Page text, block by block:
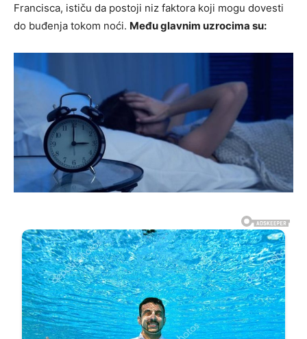
Francisca, ističu da postoji niz faktora koji mogu dovesti
do buđenja tokom noći. Među glavnim uzrocima su: